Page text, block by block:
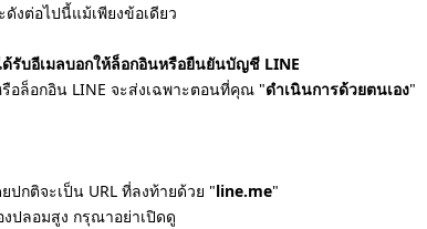
งต่อไปนี้แม้เพียงข้อเดียว
บอีเมลบอกให้ล็อกอินหรือยืนยันบัญชี LINE
อล็อกอิน LINE จะส่งเฉพาะตอนที่คุณ "ดำเนินการด้วยตนเอง"
ปกติจะเป็น URL ที่ลงท้ายด้วย "line.me"
ปลอมสูง กรุณาอย่าเปิดดู